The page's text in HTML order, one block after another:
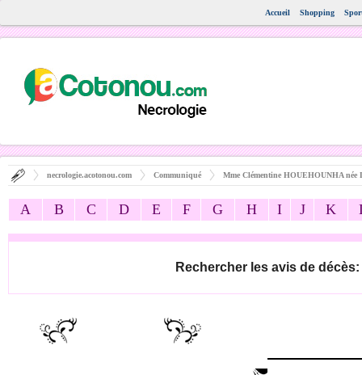
Accueil Shopping
necrologie.acotonou.com Communiqué Mme Clémentine HOUEHOUNHA née
A B C D E F G H I J K
Rechercher les avis de décès: